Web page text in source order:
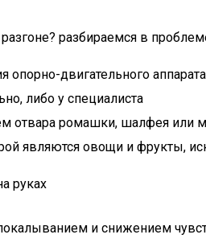
разбираемся в
двигательного
либо у специалиста
отвара ромашки, шалфея или
являются овощи и фрукты,
руках
и снижением